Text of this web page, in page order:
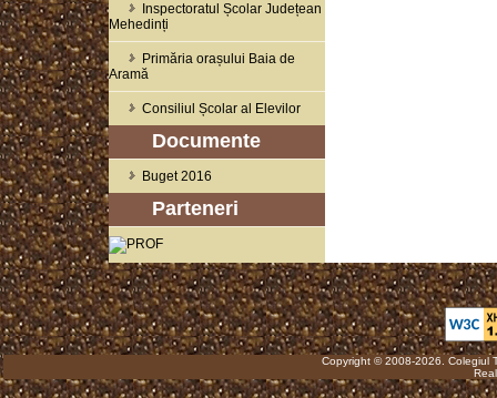
Inspectoratul Școlar Județean
Mehedinți
Primăria orașului Baia de
Aramă
Consiliul Școlar al Elevilor
Documente
Buget 2016
Parteneri
Copyright © 2008-2026. Colegiul